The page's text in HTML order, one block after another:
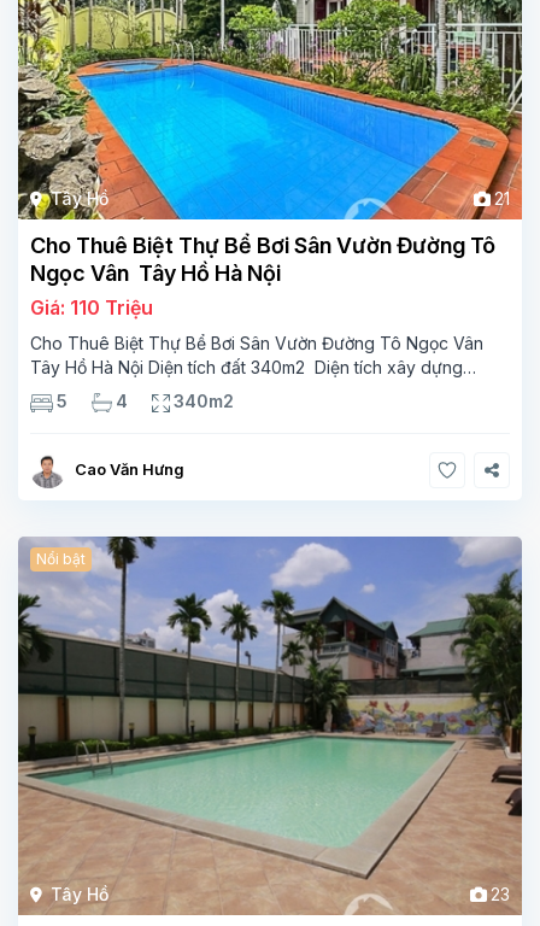
Tây Hồ 21
Cho Thuê Biệt Thự Bể Bơi Sân Vườn Đường Tô
Ngọc Vân Tây Hồ Hà Nội
Giá: 110 Triệu
Cho Thuê Biệt Thự Bể Bơi Sân Vườn Đường Tô Ngọc Vân
Tây Hồ Hà Nội Diện tích đất 340m2 Diện tích xây dựng
110m2 Xây 3 tầng, 5 phòng ngủ 4 phòng tắm Tầng 1, ,
phòng khách , phòng bếp-1wc Tầng 2, 3
5 4 340m2
Cao Văn Hưng
Tây Hồ 23
Nổi bật